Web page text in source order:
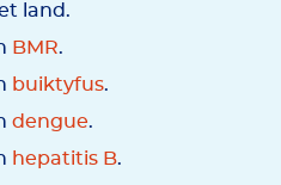
land.
BMR.
buiktyfus.
dengue.
hepatitis B.